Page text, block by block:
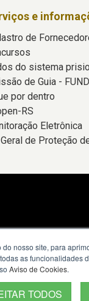
e
de
do sistema
de Guia -
por dentro
RS
Eletrônica
de Proteção
nosso site, para
as
Aviso de Cookies.
TODOS